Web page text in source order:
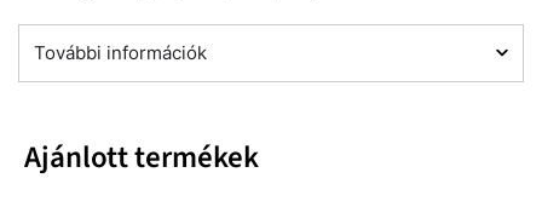
További információk
Ajánlott termékek